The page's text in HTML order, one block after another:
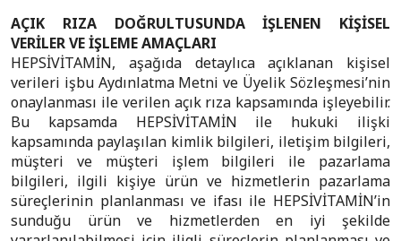
AÇIK RIZA DOĞRULTUSUNDA İŞLENEN KİŞİSEL
VERİLER VE İŞLEME AMAÇLARI
HEPSİVİTAMİN, aşağıda detaylıca açıklanan kişisel
verileri işbu Aydınlatma Metni ve Üyelik Sözleşmesi’nin
onaylanması ile verilen açık rıza kapsamında işleyebilir.
Bu kapsamda HEPSİVİTAMİN ile hukuki ilişki
kapsamında paylaşılan kimlik bilgileri, iletişim bilgileri,
müşteri ve müşteri işlem bilgileri ile pazarlama
bilgileri, ilgili kişiye ürün ve hizmetlerin pazarlama
süreçlerinin planlanması ve ifası ile HEPSİVİTAMİN’in
sunduğu ürün ve hizmetlerden en iyi şekilde